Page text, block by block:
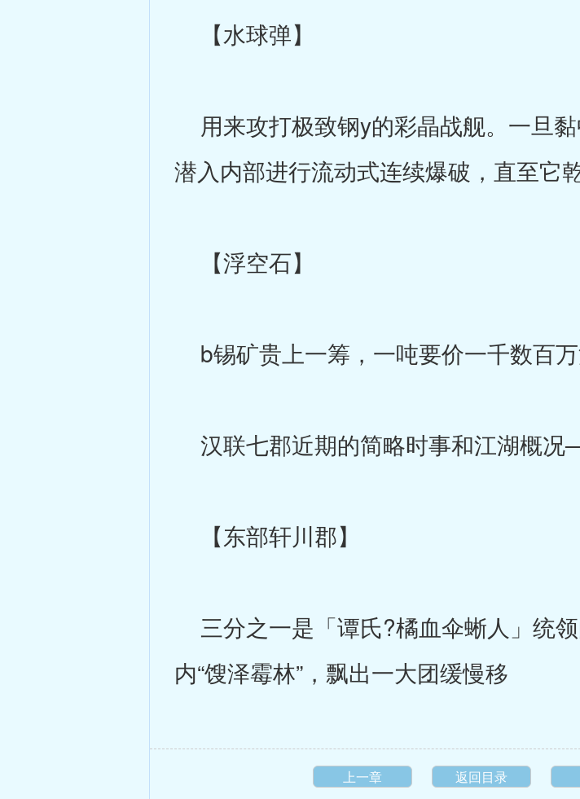
【水球弹】
用来攻打极致钢y的彩晶战舰。一旦
潜入内部进行流动式连续爆破，直至它
【浮空石】
b锡矿贵上一筹，一吨要价一千数百万
汉联七郡近期的简略时事和江湖概况
【东部轩川郡】
三分之一是「谭氏?橘血伞蜥人」统
内“馊泽霉林”，飘出一大团缓慢移
上一章 返回目录